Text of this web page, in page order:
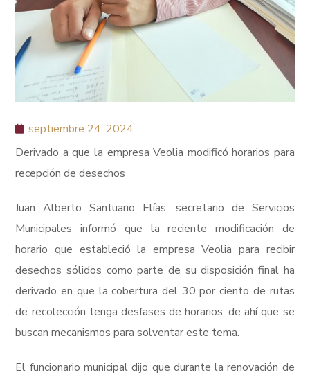
septiembre 24, 2024
Derivado a que la empresa Veolia modificó horarios para
recepción de desechos
Juan Alberto Santuario Elías, secretario de Servicios
Municipales informó que la reciente modificación de
horario que estableció la empresa Veolia para recibir
desechos sólidos como parte de su disposición final ha
derivado en que la cobertura del 30 por ciento de rutas
de recolección tenga desfases de horarios; de ahí que se
buscan mecanismos para solventar este tema.
El funcionario municipal dijo que durante la renovación de